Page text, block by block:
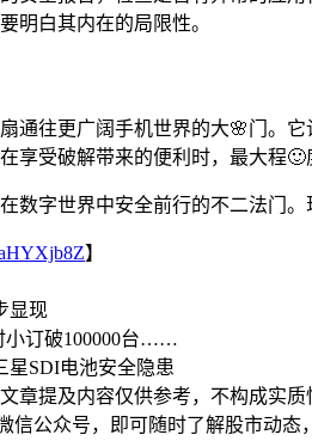
明白其内在的局限性。
通往更广阔手机世界的大🌸门。
享受破解带来的便利时，最大程🙂
数字世界中安全前行的不二法门
】
显现
小订破100000台……
星SDI电池安全隐患
章提及内容仅供参考，不构成实
信公众号，即可随时了解股市动态